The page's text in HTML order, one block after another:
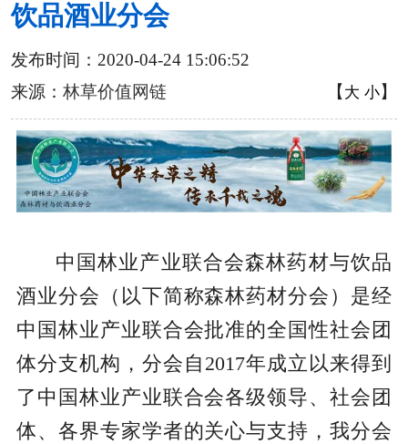
饮品酒业分会
发布时间：2020-04-24 15:06:52
来源： 林草价值网链 【 大 小】
中国林业产业联合会森林药材与饮品
酒业分会（以下简称森林药材分会）是经
中国林业产业联合会批准的全国性社会团
体分支机构，分会自2017年成立以来得到
了中国林业产业联合会各级领导、社会团
体、各界专家学者的关心与支持，我分会